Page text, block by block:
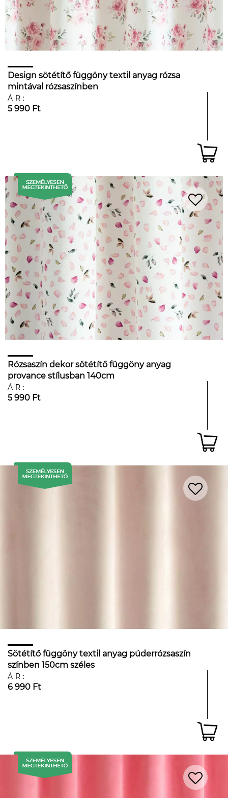
Design sötétítő függöny textil anyag rózsa
mintával rózsaszínben
ÁR:
5 990 Ft
Rózsaszín dekor sötétítő függöny anyag
provance stílusban 140cm
ÁR:
5 990 Ft
Sötétítő függöny textil anyag púderrózsaszín
színben 150cm széles
ÁR:
6 990 Ft